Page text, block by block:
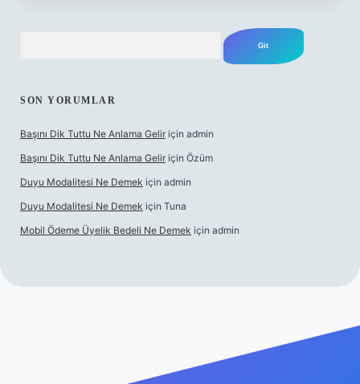
SON YORUMLAR
Başını Dik Tuttu Ne Anlama Gelir için admin
Başını Dik Tuttu Ne Anlama Gelir için Özüm
Duyu Modalitesi Ne Demek için admin
Duyu Modalitesi Ne Demek için Tuna
Mobil Ödeme Üyelik Bedeli Ne Demek için admin